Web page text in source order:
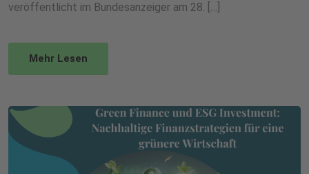
veröffentlicht im Bundesanzeiger am 28. […]
Mehr Lesen